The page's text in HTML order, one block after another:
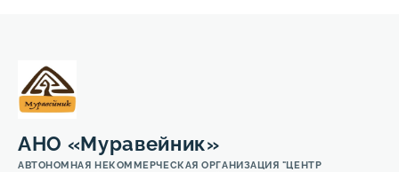
АНО «Муравейник»
АВТОНОМНАЯ НЕКОММЕРЧЕСКАЯ ОРГАНИЗАЦИЯ "ЦЕНТР